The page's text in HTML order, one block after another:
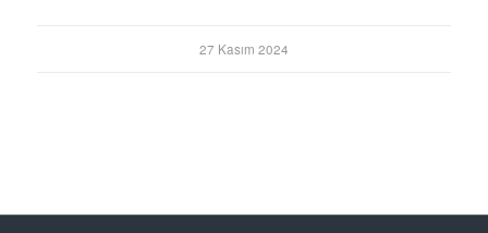
27 Kasım 2024